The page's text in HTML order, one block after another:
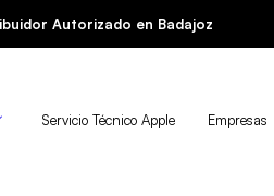
Autorizado en Badajoz
Servicio Técnico Apple Empresas